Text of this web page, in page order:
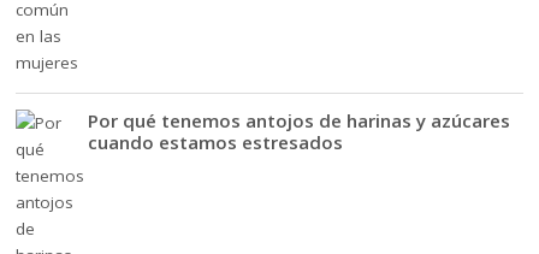
Por qué tenemos antojos de harinas y azúcares
cuando estamos estresados